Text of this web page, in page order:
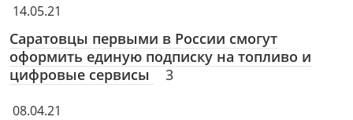
14.05.21
Саратовцы первыми в России смогут
оформить единую подписку на топливо и
цифровые сервисы
3
08.04.21